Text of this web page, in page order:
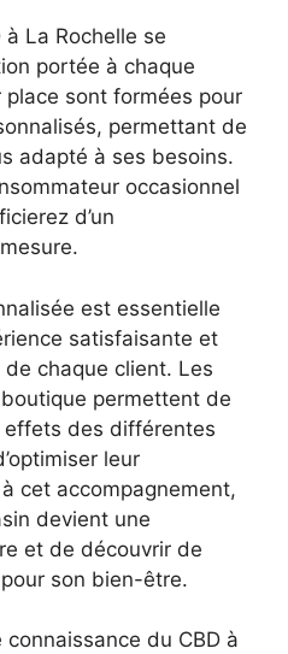
La Rochelle se
portée à chaque
sont formées pour
permettant de
adapté à ses besoins.
occasionnel
d’un
est essentielle
satisfaisante et
chaque client. Les
permettent de
effets des différentes
leur
cet accompagnement,
devient une
et de découvrir de
son bien-être.
du CBD à